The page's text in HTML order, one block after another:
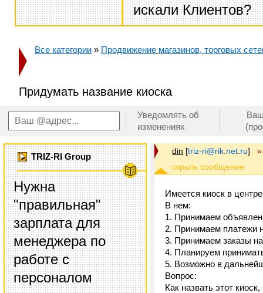
искали Клиентов?
Все категории » Продвижение магазинов, торговых
Придумать название киоска
Уведомлять об
изменениях
TRIZ-RI Group
Нужна
"правильная"
зарплата для
менеджера по
работе с
персоналом
din [triz-ri@rik.net.ru] »
Имеется киоск в
В нем:
1. Принимаем
2. Принимаем платежи
3. Принимаем заказы
4. Планируем
5. Возможно в
Вопрос:
Как назвать этот